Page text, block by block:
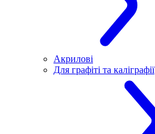
Акрилові
Для графіті та каліграфії